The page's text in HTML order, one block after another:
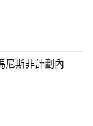
尼斯非計劃內